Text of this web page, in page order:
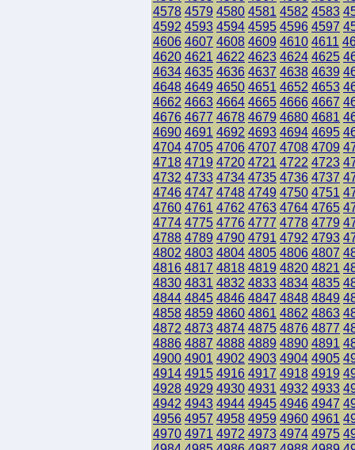
4578 4579 4580 4581 4582 4583
4592 4593 4594 4595 4596 4597
4606 4607 4608 4609 4610 4611
4620 4621 4622 4623 4624 4625
4634 4635 4636 4637 4638 4639
4648 4649 4650 4651 4652 4653
4662 4663 4664 4665 4666 4667
4676 4677 4678 4679 4680 4681
4690 4691 4692 4693 4694 4695
4704 4705 4706 4707 4708 4709
4718 4719 4720 4721 4722 4723
4732 4733 4734 4735 4736 4737
4746 4747 4748 4749 4750 4751
4760 4761 4762 4763 4764 4765
4774 4775 4776 4777 4778 4779
4788 4789 4790 4791 4792 4793
4802 4803 4804 4805 4806 4807
4816 4817 4818 4819 4820 4821
4830 4831 4832 4833 4834 4835
4844 4845 4846 4847 4848 4849
4858 4859 4860 4861 4862 4863
4872 4873 4874 4875 4876 4877
4886 4887 4888 4889 4890 4891
4900 4901 4902 4903 4904 4905
4914 4915 4916 4917 4918 4919
4928 4929 4930 4931 4932 4933
4942 4943 4944 4945 4946 4947
4956 4957 4958 4959 4960 4961
4970 4971 4972 4973 4974 4975